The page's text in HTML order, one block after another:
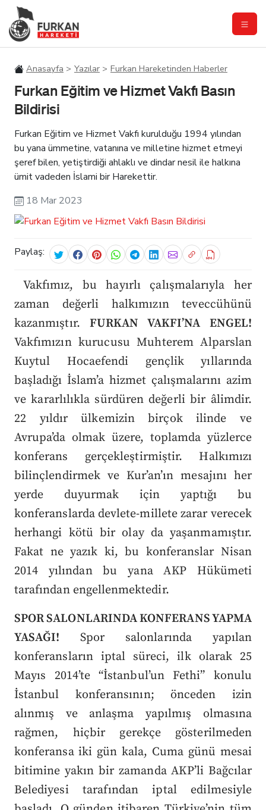
Anasayfa Yazılar Furkan Hareketinden Haberler
Furkan Eğitim ve Hizmet Vakfı Basın
Bildirisi
Furkan Eğitim ve Hizmet Vakfı kurulduğu 1994 yılından
bu yana ümmetine, vatanına ve milletine hizmet etmeyi
şeref bilen, yetiştirdiği ahlaklı ve dindar nesil ile halkına
ümit vadeden İslami bir Harekettir.
18 Mar 2023
Paylaş:
Vakfımız, bu hayırlı çalışmalarıyla her
zaman değerli halkımızın teveccühünü
kazanmıştır.FURKAN VAKFI’NA ENGEL!
Vakfımızın kurucusu Muhterem Alparslan
Kuytul Hocaefendi gençlik yıllarında
başladığı İslam’a hizmet çalışmalarını azim
ve kararlılıkla sürdüren değerli bir âlimdir.
22 yıldır ülkemizin birçok ilinde ve
Avrupa’da olmak üzere, toplamda yüzlerce
konferans gerçekleştirmiştir. Halkımızı
bilinçlendirmek ve Kur’an’ın mesajını her
yerde duyurmak için yaptığı bu
konferanslarda devlete-millete zarar verecek
herhangi kötü bir olay da yaşanmamıştır.
Fakat ne yazık ki, bu konferanslar Nisan
2014 yılından bu yana AKP Hükümeti
tarafından engellenmektedir.
SPOR SALONLARINDA KONFERANS YAPMA
YASAĞI! Spor salonlarında yapılan
konferansların iptal süreci, ilk olarak 25
Mayıs 2014’te “İstanbul’un Fethi” konulu
İstanbul konferansının; önceden izin
alınmış ve anlaşma yapılmış olmasına
rağmen, hiçbir gerekçe gösterilmeden
konferansa iki gün kala, Cuma günü mesai
bitimine yakın bir zamanda AKP’li Bağcılar
Belediyesi tarafından iptal edilmesiyle